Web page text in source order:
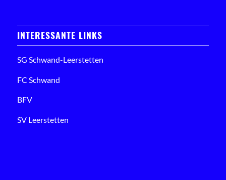
INTERESSANTE LINKS
SG Schwand-Leerstetten
FC Schwand
BFV
SV Leerstetten